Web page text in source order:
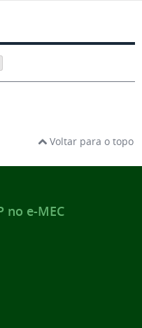
Voltar para o topo
no e-MEC